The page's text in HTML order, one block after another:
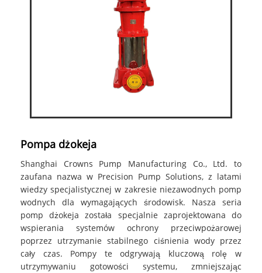
Pompa dżokeja
Shanghai Crowns Pump Manufacturing Co., Ltd. to
zaufana nazwa w Precision Pump Solutions, z latami
wiedzy specjalistycznej w zakresie niezawodnych pomp
wodnych dla wymagających środowisk. Nasza seria
pomp dżokeja została specjalnie zaprojektowana do
wspierania systemów ochrony przeciwpożarowej
poprzez utrzymanie stabilnego ciśnienia wody przez
cały czas. Pompy te odgrywają kluczową rolę w
utrzymywaniu gotowości systemu, zmniejszając